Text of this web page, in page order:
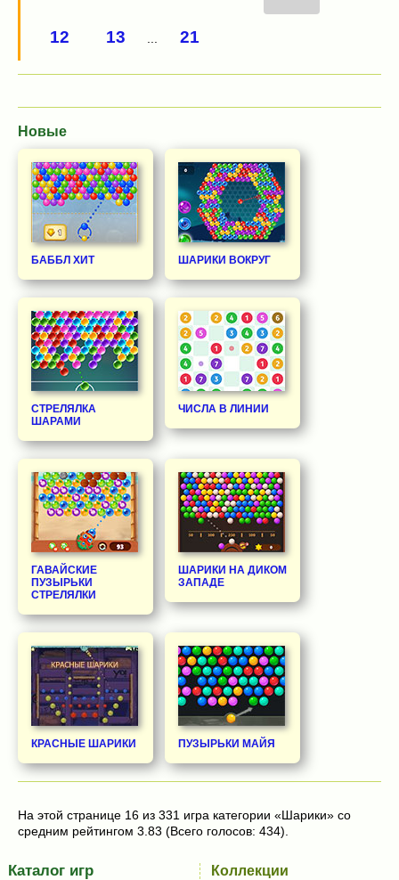
12 13 21
Новые
БАББЛ ХИТ ШАРИКИ ВОКРУГ
СТРЕЛЯЛКА
ШАРАМИ
ЧИСЛА В ЛИНИИ
ГАВАЙСКИЕ
ПУЗЫРЬКИ
СТРЕЛЯЛКИ
ШАРИКИ НА ДИКОМ
ЗАПАДЕ
КРАСНЫЕ ШАРИКИ ПУЗЫРЬКИ МАЙЯ
На этой странице 16 из 331 игра категории «Шарики» со
средним рейтингом 3.83 (Всего голосов: 434).
Каталог игр Коллекции